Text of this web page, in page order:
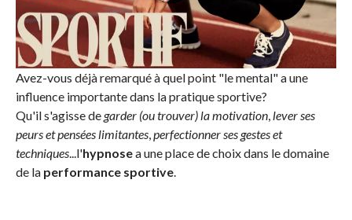
Avez-vous déjà remarqué à quel point "le mental" a une
influence importante dans la pratique sportive?
Qu'il s'agisse degarder (ou trouver) la motivation, lever ses
peurs et pensées limitantes,perfectionner ses gestes et
techniques...l'hypnosea une place de choix dans le domaine
de la performance sportive.